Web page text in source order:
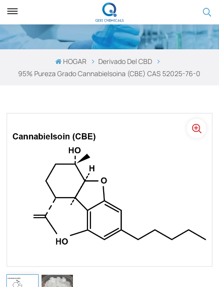
HOGAR
Derivado Del CBD
95% Pureza Grado Cannabielsoina (CBE) CAS 52025-76-0